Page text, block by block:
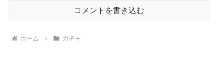
コメントを書き込む
ホーム ガチャ